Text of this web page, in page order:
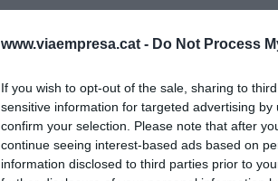
www.viaempresa.cat - Do Not Process
If you wish to opt-out of the sale, sharing to
sensitive information for targeted advertising
confirm your selection. Please note that after
continue seeing interest-based ads based on
information disclosed to third parties prior to
AFTERWORK